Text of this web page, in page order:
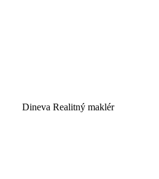
Dineva Realitný maklér